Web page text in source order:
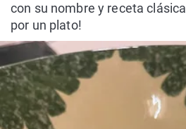
con su nombre y receta
por un plato!